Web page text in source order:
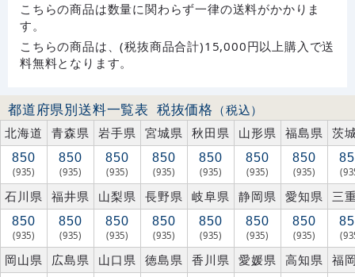
こちらの商品は数量に関わらず一律の送料がかかりま
す。
こちらの商品は、(税抜商品合計)15,000円以上購入で送
料無料となります。
都道府県別送料一覧表 税抜価格 （税込）
北海道
青森県 岩手県 宮城県 秋田県 山形県 福島県 茨
850
(935)
850
(935)
850
(935)
850
(935)
850
(935)
850
(935)
850
(935)
石川県 福井県 山梨県 長野県 岐阜県 静岡県 愛知県 三
850
(935)
850
(935)
850
(935)
850
(935)
850
(935)
850
(935)
850
(935)
岡山県 広島県 山口県 徳島県 香川県 愛媛県 高知県 福